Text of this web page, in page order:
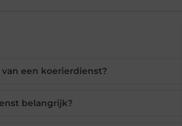
een koerierdienst?
belangrijk?